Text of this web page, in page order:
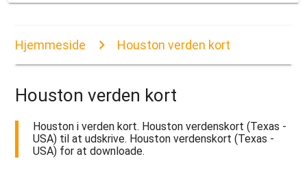
Hjemmeside Houston verden kort
Houston verden kort
Houston i verden kort. Houston verdenskort (Texas -
USA) til at udskrive. Houston verdenskort (Texas -
USA) for at downloade.